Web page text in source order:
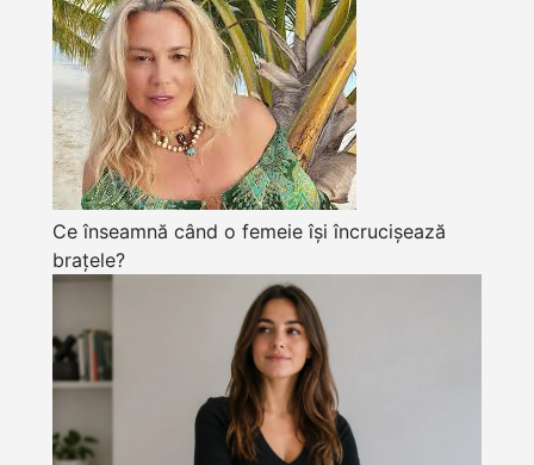
Ce înseamnă când o femeie își încrucișează
brațele?